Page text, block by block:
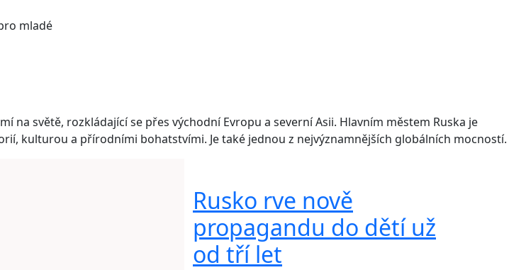
mladé
na světě, rozkládající se přes východní Evropu a severní Asii. Hlavním městem Ruska je
kulturou a přírodními bohatstvími. Je také jednou z nejvýznamnějších globálních mocností.
Rusko rve nově
propagandu do dětí už
od tří let